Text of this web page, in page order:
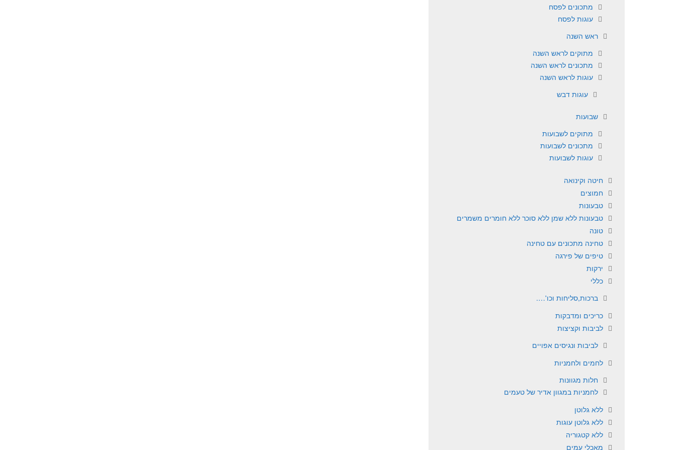
מתכונים לפסח
עוגות לפסח
ראש השנה
מתוקים לראש השנה
מתכונים לראש השנה
עוגות לראש השנה
עוגות דבש
שבועות
מתוקים לשבועות
מתכונים לשבועות
עוגות לשבועות
חיטה וקינואה
חמוצים
טבעונות
טבעונות ללא שמן ללא סוכר ללא חומרים משמרים
טונה
טחינה מתכונים עם טחינה
טיפים של פירגה
ירקות
כללי
ברכות,סליחות וכו'….
כריכים ומדבקות
לביבות וקציצות
לביבות ונגיסים אפויים
לחמים ולחמניות
חלות מגוונות
לחמניות במגוון אדיר של טעמים
ללא גלוטן
ללא גלוטן עוגות
ללא קטגוריה
מאכלי עמים